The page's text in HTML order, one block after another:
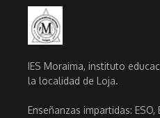
IES Moraima, instituto
la localidad de Loja.
Enseñanzas impartidas: